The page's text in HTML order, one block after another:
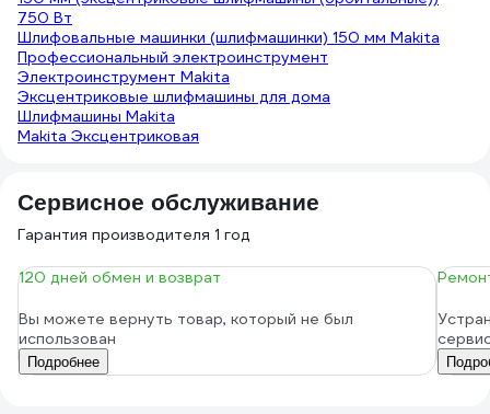
750 Вт
Шлифовальные машинки (шлифмашинки) 150 мм Makita
Профессиональный электроинструмент
Электроинструмент Makita
Эксцентриковые шлифмашины для дома
Шлифмашины Makita
Makita Эксцентриковая
Сервисное обслуживание
Гарантия производителя 1 год
120 дней обмен и возврат
Вы можете вернуть товар, который не был
использован
Подробнее